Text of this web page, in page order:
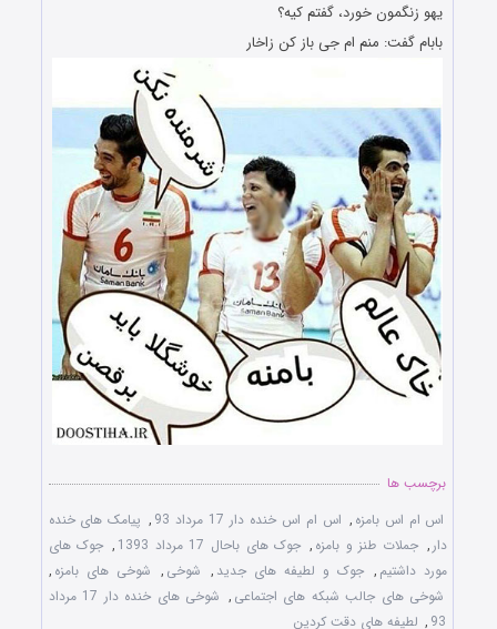
یهو زنگمون خورد، گفتم کیه؟
بابام گفت: منم ام جی باز کن زاخار
برچسب ها
اس ام اس بامزه , اس ام اس خنده دار 17 مرداد 93 , پیامک های خنده
دار , جملات طنز و بامزه , جوک های باحال 17 مرداد 1393 , جوک های
مورد داشتیم , جوک و لطیفه های جدید , شوخی , شوخی های بامزه ,
شوخی های جالب شبکه های اجتماعی ,
شوخی های خنده دار 17 مرداد
93
, لطیفه های دقت کردین